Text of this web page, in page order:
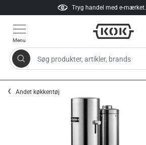
Tryg handel med e-mærket.
Menu
Søg produkter, artikler, brands
Andet køkkentøj